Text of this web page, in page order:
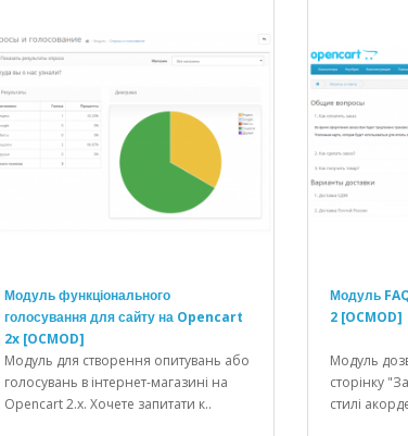
Модуль функціонального
голосування для сайту на Opencart
2x [OCMOD]
Модуль для створення опитувань або
голосувань в інтернет-магазині на
Opencart 2.x. Хочете запитати к..
Модуль
2 [OCMOD]
Модуль
сторінку
стилі